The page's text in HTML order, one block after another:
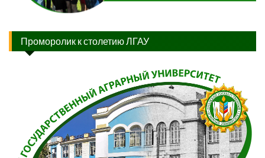
Проморолик к столетию ЛГАУ